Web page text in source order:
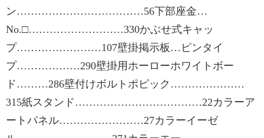
ン………………………………56下部座金…
No.□………………………330かぶせ式キャッ
プ……………………107壁掛掲示板…ピンタイ
プ………………290壁掛用ホーローホワイトボー
ド………286壁付けボルトポピック…………………
315紙スタンド………………………………22カラーア
ートパネル……………………27カラーイーゼ